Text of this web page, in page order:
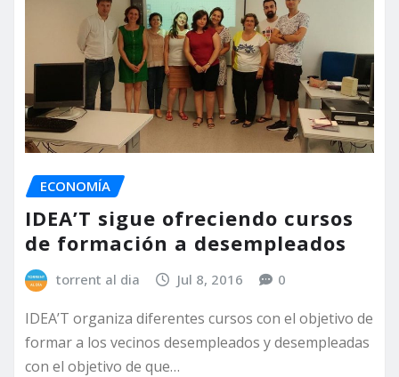
ECONOMÍA
IDEA’T sigue ofreciendo cursos
de formación a desempleados
torrent al dia Jul 8, 2016 0
IDEA’T organiza diferentes cursos con el objetivo de
formar a los vecinos desempleados y desempleadas
con el objetivo de que…